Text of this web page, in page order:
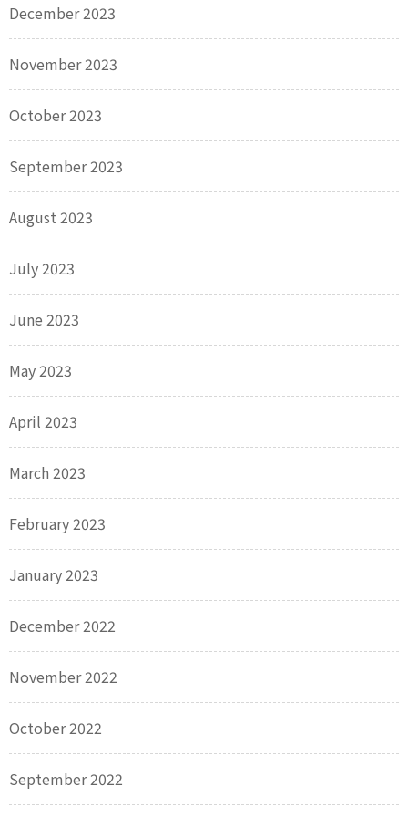
December 2023
November 2023
October 2023
September 2023
August 2023
July 2023
June 2023
May 2023
April 2023
March 2023
February 2023
January 2023
December 2022
November 2022
October 2022
September 2022